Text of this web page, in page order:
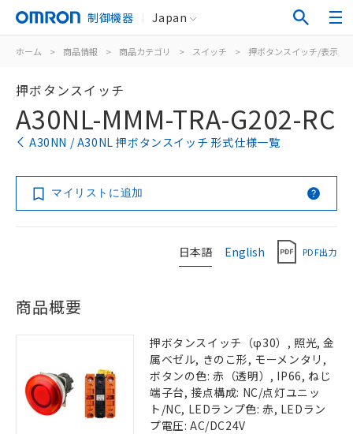
制御機器 Japan
ホーム > 商品情報 > 商品カテゴリ > スイッチ > 押ボタンスイッチ/表示灯
押ボタンスイッチ
A30NL-MMM-TRA-G202-RC
A30NN / A30NL 押ボタンスイッチ 形式仕様一覧
マイリストに追加
日本語 English PDF出力
商品概要
押ボタンスイッチ（φ30）, 照光, 金
属ベゼル, きのこ形, モーメンタリ,
ボタンの色: 赤（透明）, IP66, ねじ
端子台, 接点構成: NC/点灯ユニッ
ト/NC, LEDランプ色: 赤, LEDラン
プ電圧: AC/DC24V